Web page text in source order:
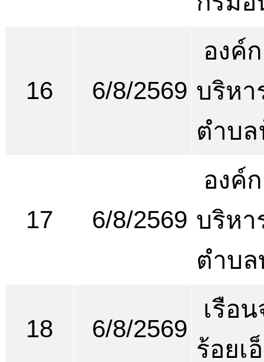
16 6/8/2569
องค์
บริหา
ตำบ
17 6/8/2569
องค์
บริหา
ตำบล
18 6/8/2569
เรือ
ร้อยเ